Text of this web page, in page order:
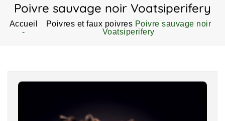
Poivre sauvage noir Voatsiperifery
Accueil Poivres et faux poivres Poivre sauvage noir
Voatsiperifery